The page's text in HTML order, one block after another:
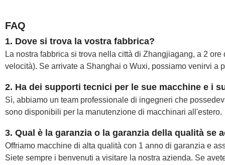
FAQ
1. Dove si trova la vostra fabbrica?
La nostra fabbrica si trova nella città di Zhangjiagang, a 2
velocità). Se arrivate a Shanghai o Wuxi, possiamo venirvi a
2. Ha dei supporti tecnici per le sue macchine e i
Sì, abbiamo un team professionale di ingegneri che
sono disponibili per la manutenzione di macchinari
3. Qual è la garanzia o la garanzia della qualità
Offriamo macchine di alta qualità con 1 anno di garanzia e
Siete sempre i benvenuti a visitare la nostra azienda. Se